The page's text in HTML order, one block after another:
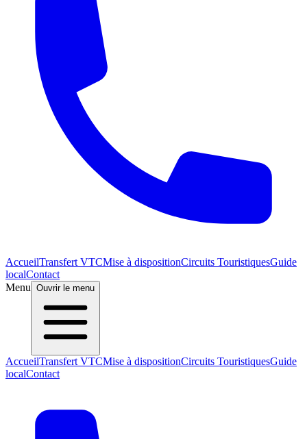
AccueilTransfert VTCMise à dispositionCircuits TouristiquesGuide
localContact
Menu Ouvrir le menu
AccueilTransfert VTCMise à dispositionCircuits TouristiquesGuide
localContact